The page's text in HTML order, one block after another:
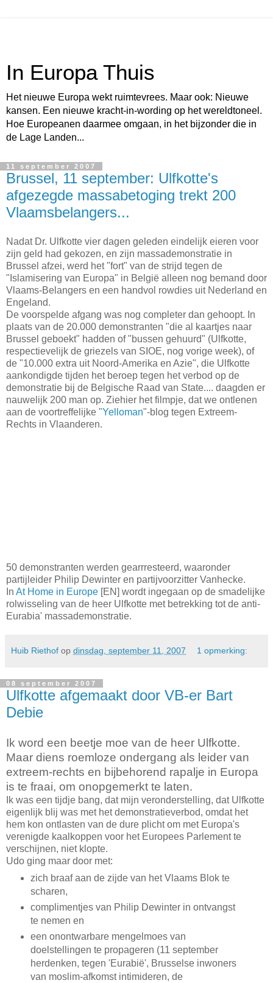
In Europa Thuis
Het nieuwe Europa wekt ruimtevrees. Maar ook: Nieuwe
kansen. Een nieuwe kracht-in-wording op het wereldtoneel.
Hoe Europeanen daarmee omgaan, in het bijzonder die in
de Lage Landen...
11 september 2007
Brussel, 11 september: Ulfkotte's
afgezegde massabetoging trekt 200
Vlaamsbelangers...
Nadat Dr. Ulfkotte vier dagen geleden eindelijk eieren voor
zijn geld had gekozen, en zijn massademonstratie in
Brussel afzei, werd het "fort" van de strijd tegen de
"Islamisering van Europa" in België alleen nog bemand door
Vlaams-Belangers en een handvol rowdies uit Nederland en
Engeland.
De voorspelde afgang was nog completer dan gehoopt. In
plaats van de 20.000 demonstranten "die al kaartjes naar
Brussel geboekt" hadden of "bussen gehuurd" (Ulfkotte,
respectievelijk de griezels van SIOE, nog vorige week), of
de "10.000 extra uit Noord-Amerika en Azie", die Ulfkotte
aankondigde tijden het beroep tegen het verbod op de
demonstratie bij de Belgische Raad van State.... daagden er
nauwelijk 200 man op. Ziehier het filmpje, dat we ontlenen
aan de voortreffelijke "Yelloman"-blog tegen Extreem-
Rechts in Vlaanderen.
50 demonstranten werden gearrresteerd, waaronder
partijleider Philip Dewinter en partijvoorzitter Vanhecke.
In At Home in Europe [EN] wordt ingegaan op de smadelijke
rolwisseling van de heer Ulfkotte met betrekking tot de anti-
Eurabia' massademonstratie.
Huib Riethof op dinsdag, september 11, 2007 1 opmerking:
08 september 2007
Ulfkotte afgemaakt door VB-er Bart
Debie
Ik word een beetje moe van de heer Ulfkotte.
Maar diens roemloze ondergang als leider van
extreem-rechts en bijbehorend rapalje in Europa
is te fraai, om onopgemerkt te laten.
Ik was een tijdje bang, dat mijn veronderstelling, dat Ulfkotte
eigenlijk blij was met het demonstratieverbod, omdat het
hem kon ontlasten van de dure plicht om met Europa's
verenigde kaalkoppen voor het Europees Parlement te
verschijnen, niet klopte.
Udo ging maar door met:
zich braaf aan de zijde van het Vlaams Blok te
scharen,
complimentjes van Philip Dewinter in ontvangst
te nemen en
een onontwarbare mengelmoes van
doelstellingen te propageren (11 september
herdenken, tegen 'Eurabië', Brusselse inwoners
van moslim-afkomst intimideren, de